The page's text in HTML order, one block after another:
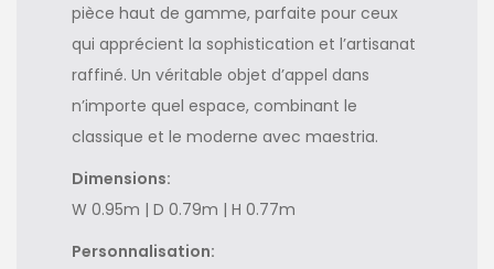
pièce haut de gamme, parfaite pour ceux
qui apprécient la sophistication et l’artisanat
raffiné. Un véritable objet d’appel dans
n’importe quel espace, combinant le
classique et le moderne avec maestria.
Dimensions:
W 0.95m | D 0.79m | H 0.77m
Personnalisation: